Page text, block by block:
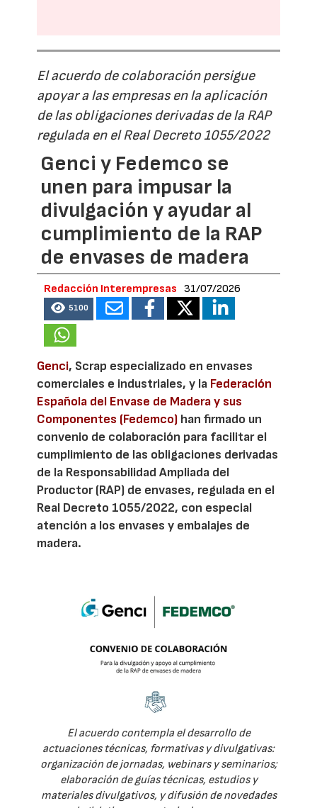
El acuerdo de colaboración persigue
apoyar a las empresas en la aplicación
de las obligaciones derivadas de la RAP
regulada en el Real Decreto 1055/2022
Genci y Fedemco se
unen para impusar la
divulgación y ayudar al
cumplimiento de la RAP
de envases de madera
Redacción Interempresas 31/07/2026
5100
Genci, Scrap especializado en envases
comerciales e industriales, y la Federación
Española del Envase de Madera y sus
Componentes (Fedemco) han firmado un
convenio de colaboración para facilitar el
cumplimiento de las obligaciones derivadas
de la Responsabilidad Ampliada del
Productor (RAP) de envases, regulada en el
Real Decreto 1055/2022, con especial
atención a los envases y embalajes de
madera.
El acuerdo contempla el desarrollo de
actuaciones técnicas, formativas y divulgativas:
organización de jornadas, webinars y seminarios;
elaboración de guías técnicas, estudios y
materiales divulgativos, y difusión de novedades